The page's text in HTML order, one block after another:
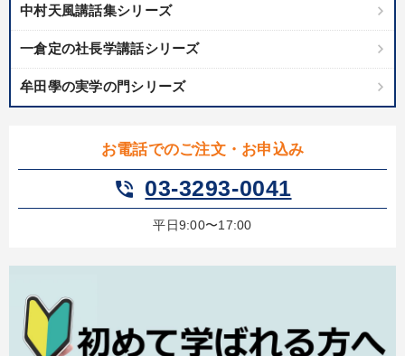
中村天風講話集シリーズ
一倉定の社長学講話シリーズ
牟田學の実学の門シリーズ
お電話でのご注文・お申込み
phone_in_talk 03-3293-0041
平日9:00〜17:00